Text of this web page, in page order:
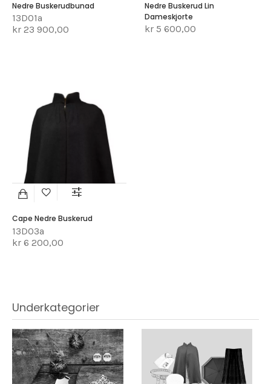
Nedre Buskerudbunad
13D01a
kr 23 900,00
Nedre Buskerud Lin
Dameskjorte
kr 5 600,00
Cape Nedre Buskerud
13D03a
kr 6 200,00
Underkategorier